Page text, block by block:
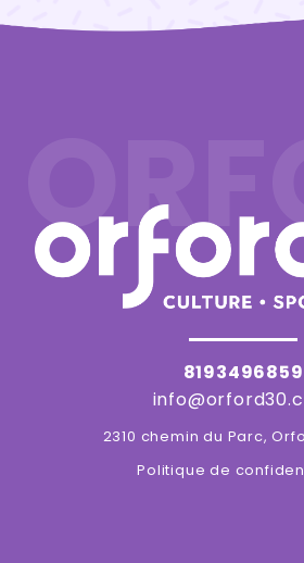
8193496859
2310 chemin du Parc,
Politique de